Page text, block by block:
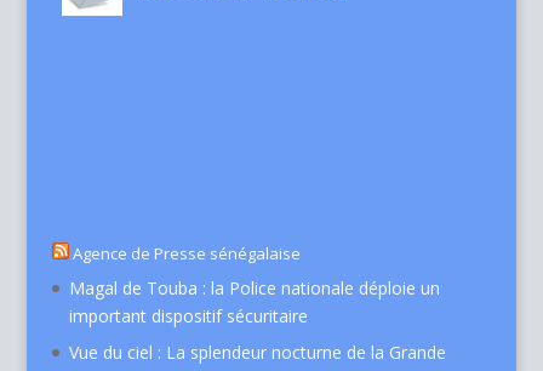
Agence de Presse sénégalaise
Magal de Touba : la Police nationale déploie un
important dispositif sécuritaire
Vue du ciel : La splendeur nocturne de la Grande